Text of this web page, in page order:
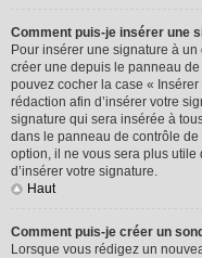
Comment puis-je insérer une
Pour insérer une signature à
créer une depuis le panneau
pouvez cocher la case «
rédaction afin d’insérer votre
signature qui sera insérée à
dans le panneau de contrôle de
option, il ne vous sera plus
d’insérer votre signature.
Haut
Comment puis-je créer un
Lorsque vous rédigez un